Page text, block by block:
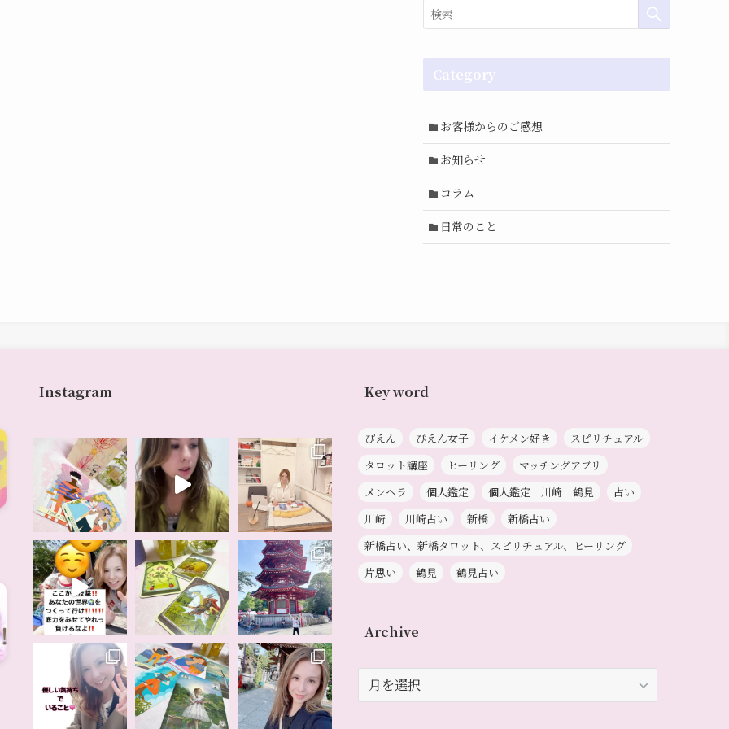
Category
お客様からのご感想
お知らせ
コラム
日常のこと
Instagram Key word
ぴえん ぴえん女子 イケメン好き
スピリチュアル
タロット講座
ヒーリング
マッチングアプリ
メンヘラ
個人鑑定 個人鑑定 川崎 鶴見
占い
川崎
川崎占い 新橋
新橋占い
新橋占い、新橋タロット、スピリチュアル、ヒーリング
片思い
鶴見 鶴見占い
Archive
Archive